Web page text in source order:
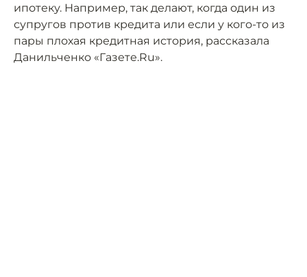
ипотеку. Например, так делают, когда один из
супругов против кредита или если у кого-то из
пары плохая кредитная история, рассказала
Данильченко «Газете.Ru».